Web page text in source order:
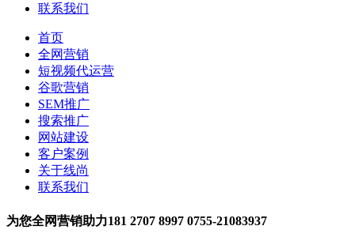
联系我们
首页
全网营销
短视频代运营
谷歌营销
SEM推广
搜索推广
网站建设
客户案例
关于线尚
联系我们
为您全网营销助力181 2707 8997 0755-21083937